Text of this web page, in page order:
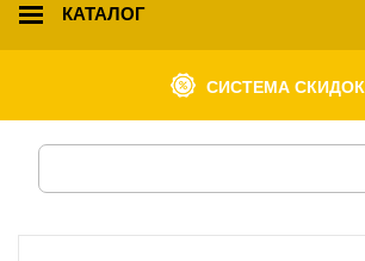
КАТАЛОГ
СИСТЕМА СКИДОК